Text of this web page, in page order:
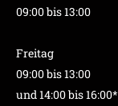
09:00 bis 13:00
Freitag
09:00 bis 13:00
und 14:00 bis 16:00*